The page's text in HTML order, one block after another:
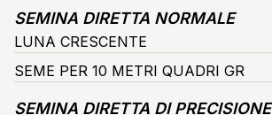
SEMINA DIRETTA NORMALE
LUNA CRESCENTE
SEME PER 10 METRI QUADRI GR
SEMINA DIRETTA DI PRECISIONE